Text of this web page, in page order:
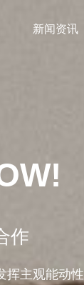
作
挥主观能动性
新闻资讯